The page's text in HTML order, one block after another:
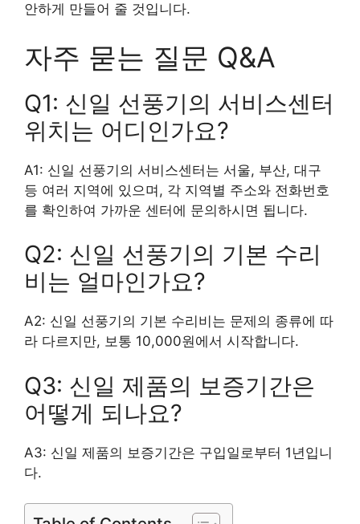
안하게 만들어 줄 것입니다.
자주 묻는 질문 Q&A
Q1: 신일 선풍기의 서비스센터
위치는 어디인가요?
A1: 신일 선풍기의 서비스센터는 서울, 부산, 대구
등 여러 지역에 있으며, 각 지역별 주소와 전화번호
를 확인하여 가까운 센터에 문의하시면 됩니다.
Q2: 신일 선풍기의 기본 수리
비는 얼마인가요?
A2: 신일 선풍기의 기본 수리비는 문제의 종류에 따
라 다르지만, 보통 10,000원에서 시작합니다.
Q3: 신일 제품의 보증기간은
어떻게 되나요?
A3: 신일 제품의 보증기간은 구입일로부터 1년입니
다.